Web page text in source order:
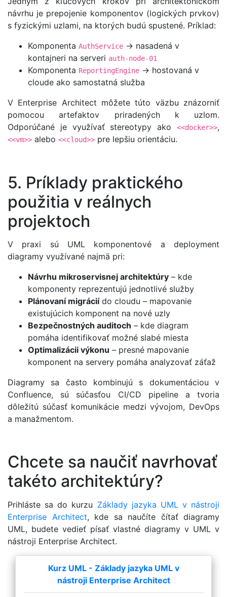
návrhu je prepojenie komponentov (logických prvkov)
s fyzickými uzlami, na ktorých budú spustené. Príklad:
Komponenta AuthService → nasadená v
kontajneri na serveri auth-node-01
Komponenta ReportingEngine → hostovaná v
cloude ako samostatná služba
V Enterprise Architect môžete túto väzbu znázorniť
pomocou artefaktov priradených k uzlom.
Odporúčané je využívať stereotypy ako
<<docker>>,
<<vm>> alebo <<cloud>> pre lepšiu orientáciu.
5. Príklady praktického
použitia v reálnych
projektoch
V praxi sú UML komponentové a deployment
diagramy využívané najmä pri:
Návrhu mikroservisnej architektúry – kde
komponenty reprezentujú jednotlivé služby
Plánovaní migráciído cloudu – mapovanie
existujúcich komponent na nové uzly
Bezpečnostných auditoch – kde diagram
pomáha identifikovať možné slabé miesta
Optimalizácii výkonu – presné mapovanie
komponent na servery pomáha analyzovať záťaž
Diagramy sa často kombinujú s dokumentáciou v
Confluence, sú súčasťou CI/CD pipeline a tvoria
dôležitú súčasť komunikácie medzi vývojom, DevOps
a manažmentom.
Chcete sa naučiť navrhovať
takéto architektúry?
Prihláste sa do kurzu Základy jazyka UML v nástroji
Enterprise Architect, kde sa naučíte čítať diagramy
UML, budete vedieť písať vlastné diagramy v UML v
nástroji Enterprise Architect.
Kurz UML - Základy jazyka UML v
nástroji Enterprise Architect